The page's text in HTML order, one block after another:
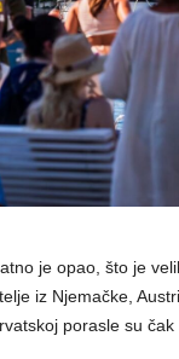
je opao, što je
iz Njemačke,
porasle su čak